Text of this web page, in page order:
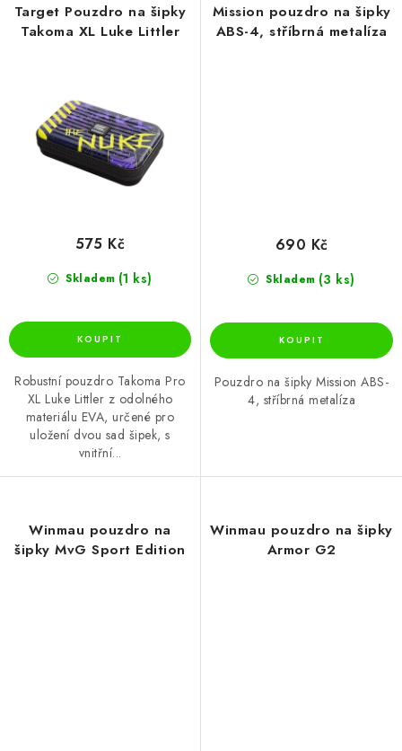
Target Pouzdro na šipky
Takoma XL Luke Littler
Skladem (1 ks)
575 Kč
Robustní pouzdro Takoma Pro
XL Luke Littler z odolného
materiálu EVA, určené pro
uložení dvou sad šipek, s
vnitřní...
Mission pouzdro na šipky
ABS-4, stříbrná metalíza
Skladem (3 ks)
690 Kč
Pouzdro na šipky Mission ABS-
4, stříbrná metalíza
Winmau pouzdro na
šipky MvG Sport Edition
Winmau pouzdro na šipky
Armor G2